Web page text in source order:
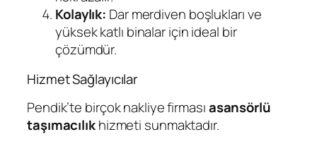
Kolaylık: Dar merdiven boşlukları ve
yüksek katlı binalar için ideal bir
çözümdür.
Hizmet Sağlayıcılar
Pendik’te birçok nakliye firmasıasansörlü
taşımacılıkhizmeti sunmaktadır.